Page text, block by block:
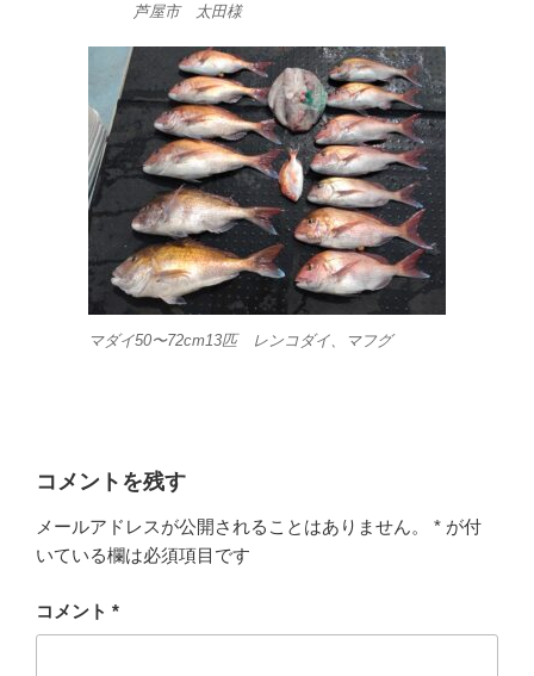
芦屋市 太田様
マダイ50〜72cm13匹 レンコダイ、マフグ
コメントを残す
メールアドレスが公開されることはありません。 * が付
いている欄は必須項目です
コメント *